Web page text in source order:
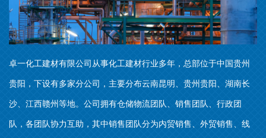
卓一化工建材有限公司从事化工建材行业多年，总部位于中国贵州
贵阳，下设有多家分公司，主要分布云南昆明、贵州贵阳、湖南长
沙、江西赣州等地。公司拥有仓储物流团队、销售团队、行政团
队，各团队协力互助，其中销售团队分为内贸销售、外贸销售、线